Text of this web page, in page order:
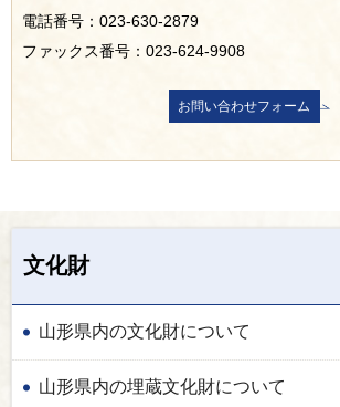
電話番号：023-630-2879
ファックス番号：023-624-9908
文化財
山形県内の文化財について
山形県内の埋蔵文化財について